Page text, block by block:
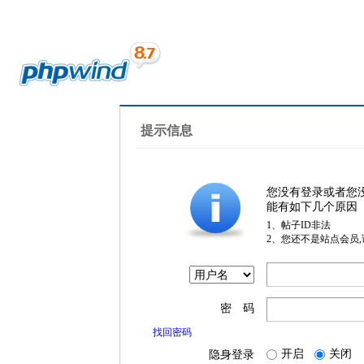
提示信息
您没有登录或者您
能有如下几个原因
1、帖子ID非法
2、您还不是站点会员
密 码
找回密码
隐身登录 开启 关闭